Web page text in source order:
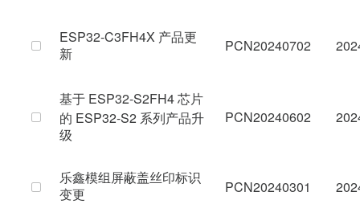
ESP32-C3FH4X 产品更
新
PCN20240702
基于 ESP32-S2FH4 芯片
的 ESP32-S2 系列产品升
级
PCN20240602
乐鑫模组屏蔽盖丝印标识
变更
PCN20240301